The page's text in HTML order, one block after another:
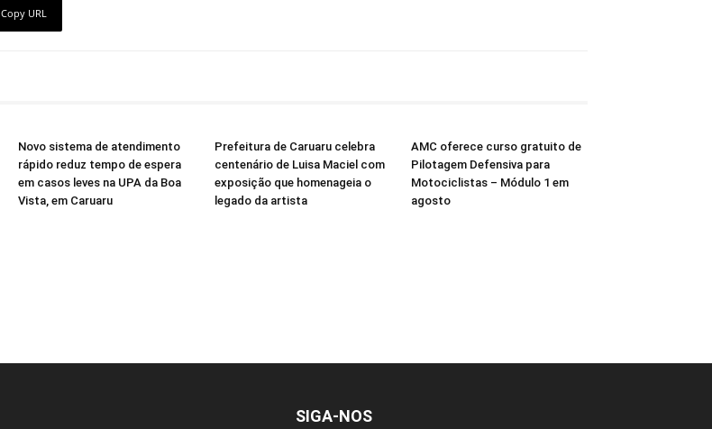
Copy URL
Novo sistema de atendimento
rápido reduz tempo de espera
em casos leves na UPA da Boa
Vista, em Caruaru
Prefeitura de Caruaru celebra
centenário de Luisa Maciel com
exposição que homenageia o
legado da artista
AMC oferece curso gratuito de
Pilotagem Defensiva para
Motociclistas – Módulo 1 em
agosto
SIGA-NOS